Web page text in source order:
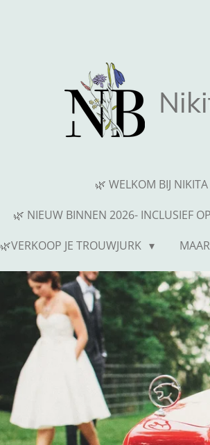
🌿 WELKOM BIJ
🌿 NIEUW BINNEN 2026- INCLUSIEF
🌿VERKOOP JE TROUWJURK